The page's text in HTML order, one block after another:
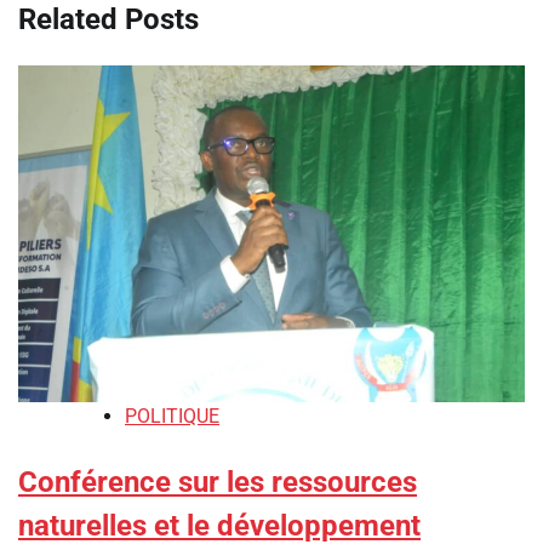
Related Posts
POLITIQUE
Conférence sur les ressources
naturelles et le développement